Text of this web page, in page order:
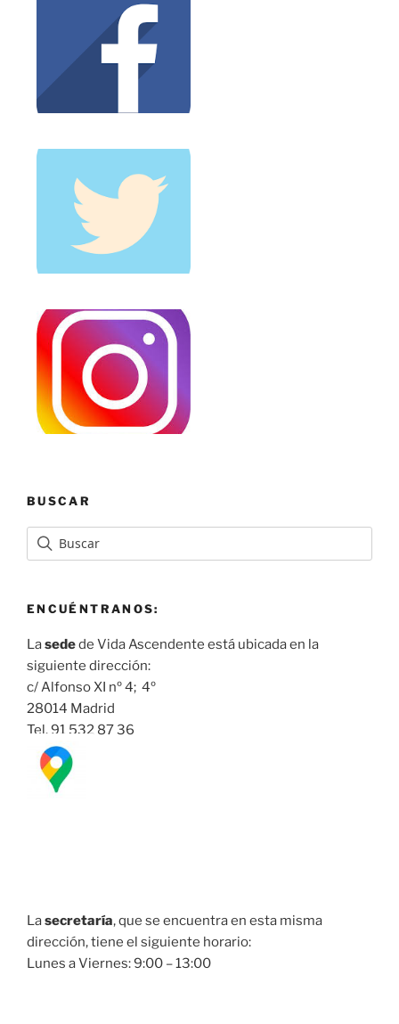
BUSCAR
ENCUÉNTRANOS:
Lasedede Vida Ascendente está ubicada en la
siguiente dirección:
c/ Alfonso XI nº 4; 4º
28014 Madrid
Tel. 91 532 87 36
Lasecretaría, que se encuentra en esta misma
dirección, tiene el siguiente horario:
Lunes a Viernes: 9:00 – 13:00